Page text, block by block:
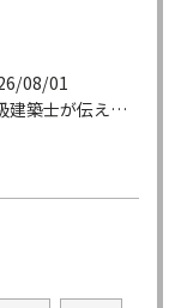
08/01
【一級建築士が伝える】窓選びで迷ったら知ってほしい、すっきり...